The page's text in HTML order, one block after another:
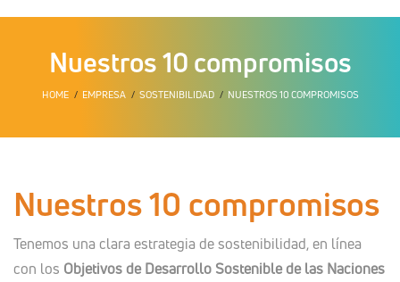
Nuestros 10 compromisos
HOME EMPRESA SOSTENIBILIDAD NUESTROS 10 COMPROMISOS
Nuestros 10 compromisos
Tenemos una clara estrategia de sostenibilidad, en línea
con los Objetivos de Desarrollo Sostenible de las Naciones